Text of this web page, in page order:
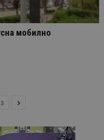
мобилно
3